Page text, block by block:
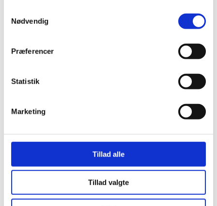
Nødvendig
Præferencer
Statistik
Marketing
Tillad alle
Tillad valgte